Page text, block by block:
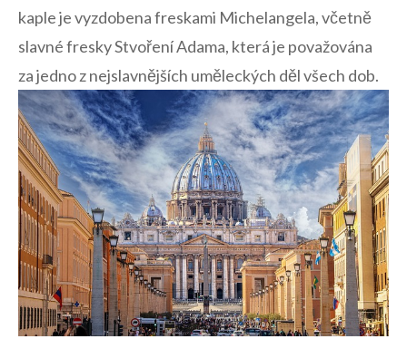
‌kaple je ​vyzdobena freskami‍ Michelangela, ⁤včetně
slavné fresky Stvoření Adama, která je považována
za jedno z nejslavnějších uměleckých děl všech dob.